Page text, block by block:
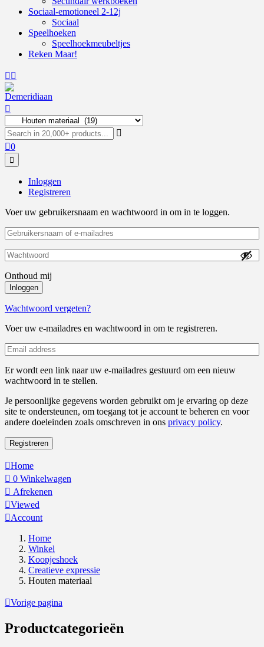
Sociaal-emotioneel 2-12j
Sociaal
Speelhoeken
Speelhoekmeubeltjes
Reken Maar!
0
Inloggen
Registreren
Voer uw gebruikersnaam en wachtwoord in om in te loggen.
Onthoud mij
Inloggen
Wachtwoord vergeten?
Voer uw e-mailadres en wachtwoord in om te registreren.
Er wordt een link naar uw e-mailadres gestuurd om een nieuw
wachtwoord in te stellen.
Je persoonlijke gegevens worden gebruikt om je ervaring op deze
site te ondersteunen, om toegang tot je account te beheren en voor
andere doeleinden zoals omschreven in ons privacy policy.
Registreren
Home
0 Winkelwagen
Afrekenen
Viewed
Account
Home
Winkel
Koopjeshoek
Creatieve expressie
Houten materiaal
Vorige pagina
Productcategorieën